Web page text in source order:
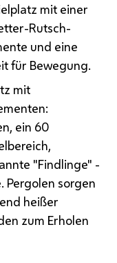
mit einer
Rutsch-
und eine
für Bewegung.
mit
ein 60
"Findlinge" -
Pergolen sorgen
heißer
zum Erholen